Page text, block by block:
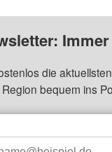
die
bequem ins